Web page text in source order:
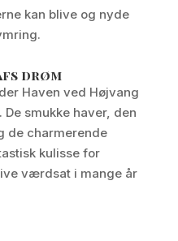
kan blive og nyde
drøm
Haven ved Højvang
smukke haver, den
de charmerende
kulisse for
værdsat i mange år